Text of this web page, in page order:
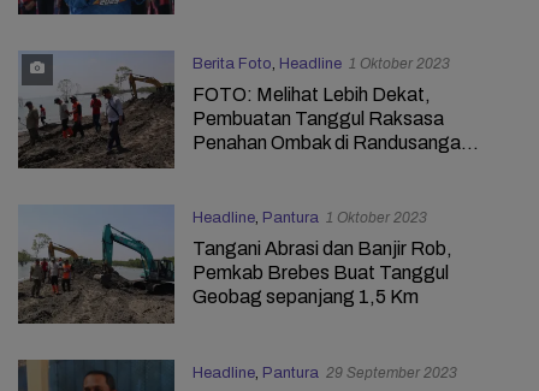
Berita Foto Headline 1 Oktober 2023
FOTO: Melihat Lebih Dekat,
Pembuatan Tanggul Raksasa
Penahan Ombak di Randusanga
Headline, Pantura 1 Oktober 2023
Tangani Abrasi dan Banjir Rob,
Pemkab Brebes Buat Tanggul
Geobag sepanjang 1,5 Km
Headline, Pantura 29 September 2023